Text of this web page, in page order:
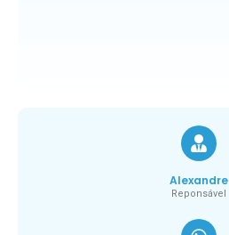
Alexandre
Reponsável